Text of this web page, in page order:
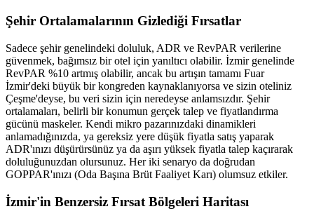
Şehir Ortalamalarının Gizlediği Fırsatlar
Sadece şehir genelindeki doluluk, ADR ve RevPAR verilerine
güvenmek, bağımsız bir otel için yanıltıcı olabilir. İzmir genelinde
RevPAR %10 artmış olabilir, ancak bu artışın tamamı Fuar
İzmir'deki büyük bir kongreden kaynaklanıyorsa ve sizin oteliniz
Çeşme'deyse, bu veri sizin için neredeyse anlamsızdır. Şehir
ortalamaları, belirli bir konumun gerçek talep ve fiyatlandırma
gücünü maskeler. Kendi mikro pazarınızdaki dinamikleri
anlamadığınızda, ya gereksiz yere düşük fiyatla satış yaparak
ADR'ınızı düşürürsünüz ya da aşırı yüksek fiyatla talep kaçırarak
doluluğunuzdan olursunuz. Her iki senaryo da doğrudan
GOPPAR'ınızı (Oda Başına Brüt Faaliyet Karı) olumsuz etkiler.
İzmir'in Benzersiz Fırsat Bölgeleri Haritası